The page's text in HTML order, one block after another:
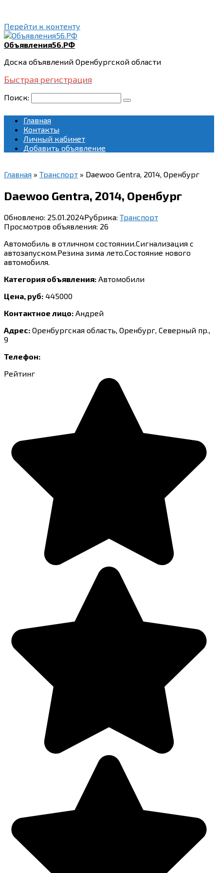
Перейти к контенту
Объявления56.РФ
Доска объявлений Оренбургской области
Быстрая регистрация
Поиск:
Главная
Контакты
Личный кабинет
Добавить объявление
Главная » Транспорт » Daewoo Gentra, 2014, Оренбург
Daewoo Gentra, 2014, Оренбург
Обновлено: 25.01.2024Рубрика: Транспорт
Просмотров объявления: 26
Автомобиль в отличном состоянии.Сигнализация с
автозапуском.Резина зима лето.Состояние нового
автомобиля.
Категория объявления: Автомобили
Цена, руб: 445000
Контактное лицо: Андрей
Адрес: Оренбургская область, Оренбург, Северный пр.,
9
Телефон:
Рейтинг